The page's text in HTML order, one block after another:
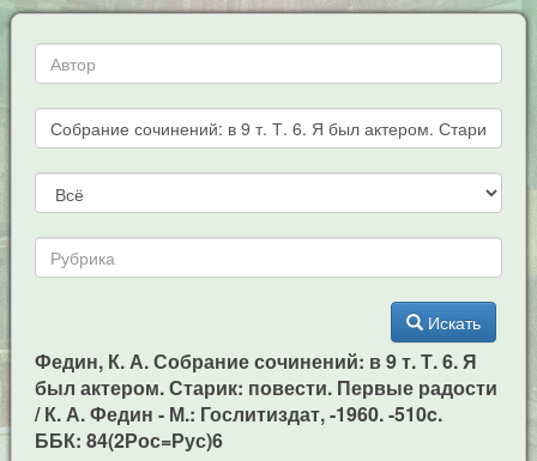
Искать
Федин, К. А. Собрание сочинений: в 9 т. Т. 6. Я
был актером. Старик: повести. Первые радости
/ К. А. Федин - М.: Гослитиздат, -1960. -510c.
ББК: 84(2Рос=Рус)6